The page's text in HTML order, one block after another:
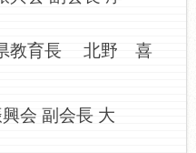
育長 北野 喜
会 副会長 大